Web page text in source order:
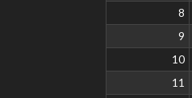
8
9
10
11